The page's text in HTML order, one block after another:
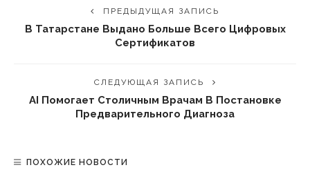
ПРЕДЫДУЩАЯ ЗАПИСЬ
В Татарстане Выдано Больше Всего Цифровых
Сертификатов
СЛЕДУЮЩАЯ ЗАПИСЬ
AI Помогает Столичным Врачам В Постановке
Предварительного Диагноза
ПОХОЖИЕ НОВОСТИ